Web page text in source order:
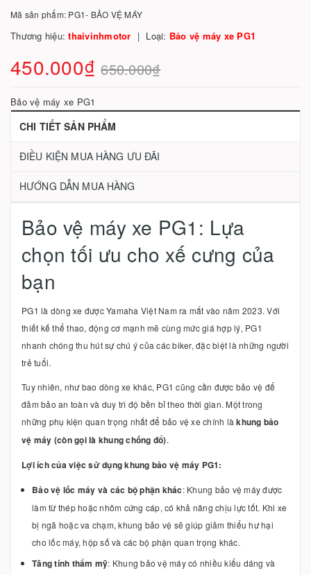
Mã sản phẩm: PG1- BẢO VỆ MÁY
Thương hiệu:thaivinhmotor Loại: Bảo vệ máy xe PG1
450.000₫ 650.000₫
Bảo vệ máy xe PG1
CHI TIẾT SẢN PHẨM
ĐIỀU KIỆN MUA HÀNG ƯU ĐÃI
HƯỚNG DẪN MUA HÀNG
Bảo vệ máy xe PG1: Lựa
chọn tối ưu cho xế cưng của
bạn
PG1 là dòng xe được Yamaha Việt Nam ra mắt vào năm 2023. Với
thiết kế thể thao, động cơ mạnh mẽ cùng mức giá hợp lý, PG1
nhanh chóng thu hút sự chú ý của các biker, đặc biệt là những người
trẻ tuổi.
Tuy nhiên, như bao dòng xe khác, PG1 cũng cần được bảo vệ để
đảm bảo an toàn và duy trì độ bền bỉ theo thời gian. Một trong
những phụ kiện quan trọng nhất để bảo vệ xe chính làkhung bảo
vệ máy (còn gọi là khung chống đổ).
Lợi ích của việc sử dụng khung bảo vệ máy PG1:
Bảo vệ lốc máy và các bộ phận khác: Khung bảo vệ máy được
làm từ thép hoặc nhôm cứng cáp, có khả năng chịu lực tốt. Khi xe
bị ngã hoặc va chạm, khung bảo vệ sẽ giúp giảm thiểu hư hại
cho lốc máy, hộp số và các bộ phận quan trọng khác.
Tăng tính thẩm mỹ: Khung bảo vệ máy có nhiều kiểu dáng và